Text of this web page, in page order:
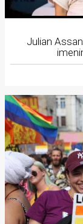
Julian